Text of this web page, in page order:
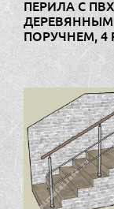
ПЕРИЛА С
ДЕРЕВЯННЫМ
ПОРУЧНЕМ, 4